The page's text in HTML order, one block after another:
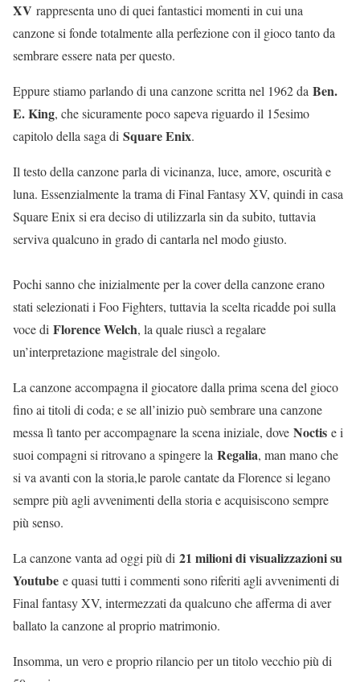
XV rappresenta uno di quei fantastici momenti in cui una
canzone si fonde totalmente alla perfezione con il gioco tanto da
sembrare essere nata per questo.
Eppure stiamo parlando di una canzone scritta nel 1962 da Ben.
E. King, che sicuramente poco sapeva riguardo il 15esimo
capitolo della saga di Square Enix.
Il testo della canzone parla di vicinanza, luce, amore, oscurità e
luna. Essenzialmente la trama di Final Fantasy XV, quindi in casa
Square Enix si era deciso di utilizzarla sin da subito, tuttavia
serviva qualcuno in grado di cantarla nel modo giusto.
Pochi sanno che inizialmente per la cover della canzone erano
stati selezionati i Foo Fighters, tuttavia la scelta ricadde poi sulla
voce di Florence Welch, la quale riuscì a regalare
un’interpretazione magistrale del singolo.
La canzone accompagna il giocatore dalla prima scena del gioco
fino ai titoli di coda; e se all’inizio può sembrare una canzone
messa lì tanto per accompagnare la scena iniziale, dove Noctis e i
suoi compagni si ritrovano a spingere la Regalia, man mano che
si va avanti con la storia,le parole cantate da Florence si legano
sempre più agli avvenimenti della storia e acquisiscono sempre
più senso.
La canzone vanta ad oggi più di 21 milioni di visualizzazioni su
Youtube e quasi tutti i commenti sono riferiti agli avvenimenti di
Final fantasy XV, intermezzati da qualcuno che afferma di aver
ballato la canzone al proprio matrimonio.
Insomma, un vero e proprio rilancio per un titolo vecchio più di